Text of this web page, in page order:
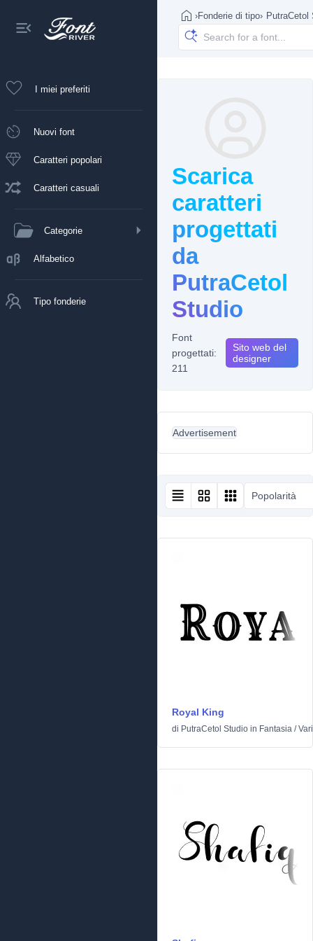
I miei preferiti
Nuovi font
Caratteri popolari
Caratteri casuali
Categorie
Alfabetico
Tipo fonderie
›Fonderie di tipo› PutraCetol
Scarica
caratteri
progettati
da
PutraCetol
Studio
Font
progettati:
211
Sito web del
designer
Advertisement
Popolarità
Royal King
di PutraCetol Studio in Fantasia /